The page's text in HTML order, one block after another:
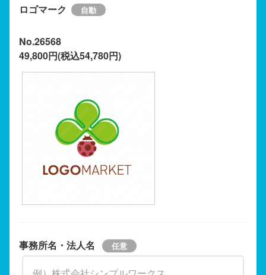
ロゴマーク
No.26568
49,800円(税込54,780円)
事務所名・法人名